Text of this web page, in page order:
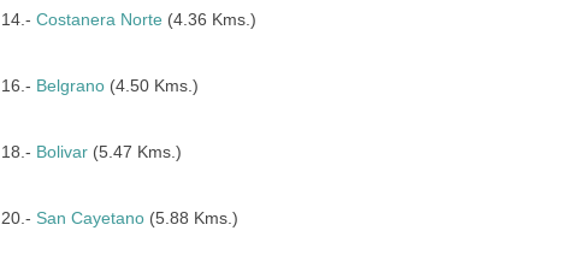
14.-Costanera Norte (4.36 Kms.)
16.- Belgrano (4.50 Kms.)
18.- Bolivar (5.47 Kms.)
20.- San Cayetano (5.88 Kms.)